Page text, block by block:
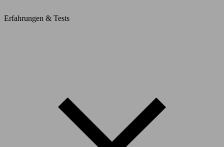
Erfahrungen & Tests